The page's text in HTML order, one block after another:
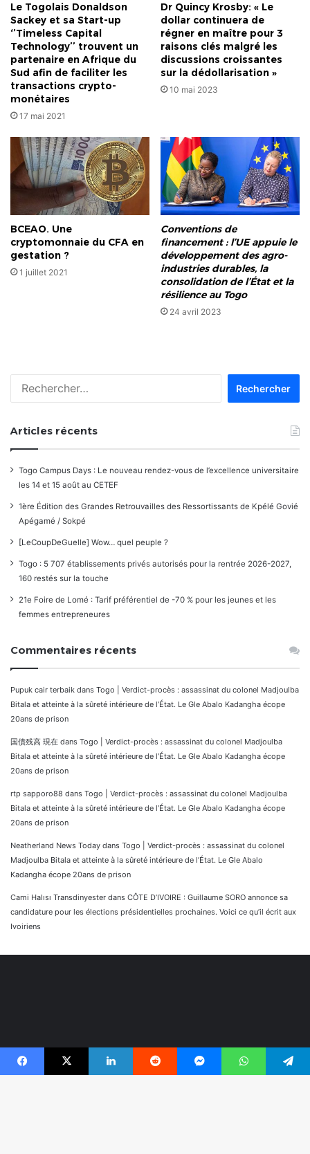
Le Togolais Donaldson
Sackey et sa Start-up
‘’Timeless Capital
Technology’’ trouvent un
partenaire en Afrique du
Sud afin de faciliter les
transactions crypto-
monétaires
17 mai 2021
Dr Quincy Krosby: « Le
dollar continuera de
régner en maître pour 3
raisons clés malgré les
discussions croissantes
sur la dédollarisation »
10 mai 2023
BCEAO. Une
cryptomonnaie du CFA en
gestation ?
1 juillet 2021
Conventions de
financement : l’UE appuie le
développement des agro-
industries durables, la
consolidation de l’État et la
résilience au Togo
24 avril 2023
Articles récents
Togo Campus Days : Le nouveau rendez-vous de l’excellence universitaire
les 14 et 15 août au CETEF
1ère Édition des Grandes Retrouvailles des Ressortissants de Kpélé Govié
Apégamé / Sokpé
[LeCoupDeGuelle] Wow… quel peuple ?
Togo : 5 707 établissements privés autorisés pour la rentrée 2026-2027,
160 restés sur la touche
21e Foire de Lomé : Tarif préférentiel de -70 % pour les jeunes et les
femmes entrepreneures
Commentaires récents
Pupuk cair terbaik dans Togo | Verdict-procès : assassinat du colonel Madjoulba
Bitala et atteinte à la sûreté intérieure de l’État. Le Gle Abalo Kadangha écope
20ans de prison
国債残高 現在 dans Togo | Verdict-procès : assassinat du colonel Madjoulba
Bitala et atteinte à la sûreté intérieure de l’État. Le Gle Abalo Kadangha écope
20ans de prison
rtp sapporo88 dans Togo | Verdict-procès : assassinat du colonel Madjoulba
Bitala et atteinte à la sûreté intérieure de l’État. Le Gle Abalo Kadangha écope
20ans de prison
Neatherland News Today dans Togo | Verdict-procès : assassinat du colonel
Madjoulba Bitala et atteinte à la sûreté intérieure de l’État. Le Gle Abalo
Kadangha écope 20ans de prison
Cami Halısı Transdinyester dans CÔTE D’IVOIRE : Guillaume SORO annonce sa
candidature pour les élections présidentielles prochaines. Voici ce qu’il écrit aux
Ivoiriens
Facebook X Linkedin Reddit Messenger WhatsApp Telegram